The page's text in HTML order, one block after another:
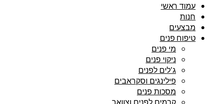
עמוד ראשי
חנות
מבצעים
טיפוח פנים
מי פנים
ניקוי פנים
ג'לים לפנים
פילינגים וסקראבים
מסכות פנים